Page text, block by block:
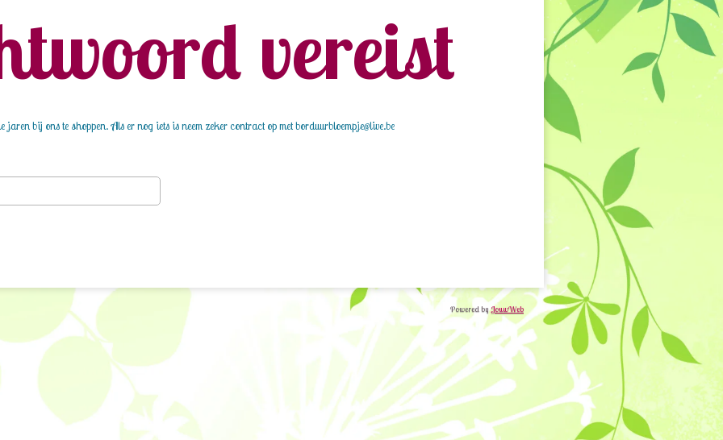
vereist
bij ons te shoppen. Als er nog iets is neem zeker contract op met borduurbloempje@live.be
Powered byJouwWeb